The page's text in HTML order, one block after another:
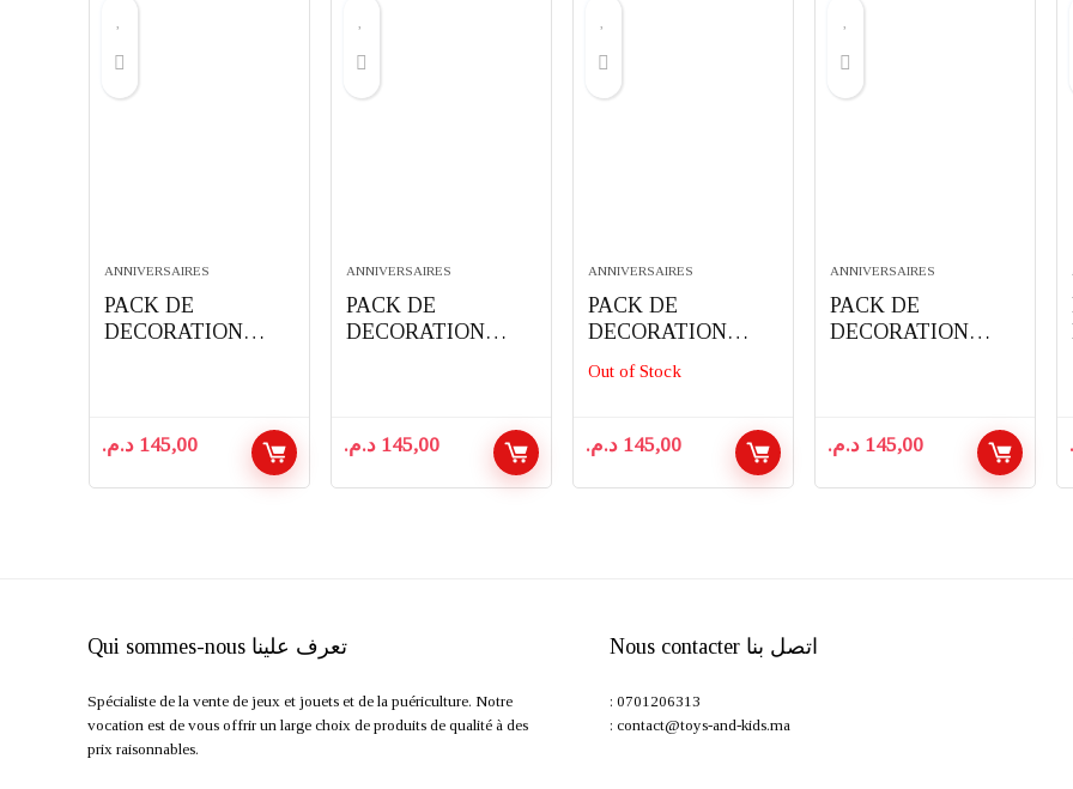
ANNIVERSAIRES
PACK DE
DECORATION
PAW PATROL
145,00 د.م.
ANNIVERSAIRES
PACK DE
DECORATION
MINECRAFT
145,00 د.م.
ANNIVERSAIRES
PACK DE
DECORATION
D’ANNIVERSAIRE
COMPLET 91
MINION
Out of Stock
145,00 د.م.
ANNIVERSAIRES
PACK DE
DECORATION
PYJAMASQUES
145,00 د.م.
Qui sommes-nous تعرف علينا
Spécialiste de la vente de jeux et jouets et de la puériculture. Notre
vocation est de vous offrir un large choix de produits de qualité à des
prix raisonnables.
Nous contacter اتصل بنا
: 0701206313
: contact@toys-and-kids.ma